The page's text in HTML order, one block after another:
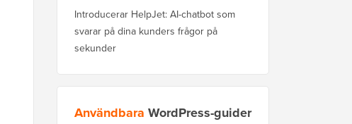
Introducerar HelpJet: AI-chatbot som
svarar på dina kunders frågor på
sekunder
Användbara WordPress-guider